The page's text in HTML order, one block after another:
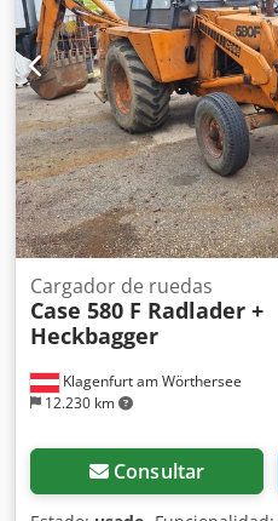
Klagenfurt am Wörthersee
12.230 km
Cargador de ruedas
Case 580 F Radlader +
Heckbagger
Consultar